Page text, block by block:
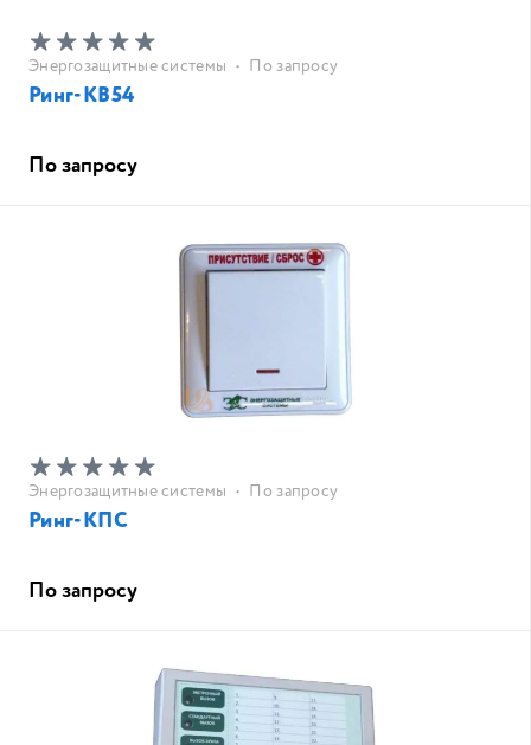
Энергозащитные системы • По запросу
Ринг-КВ54
По запросу
Энергозащитные системы • По запросу
Ринг-КПС
По запросу